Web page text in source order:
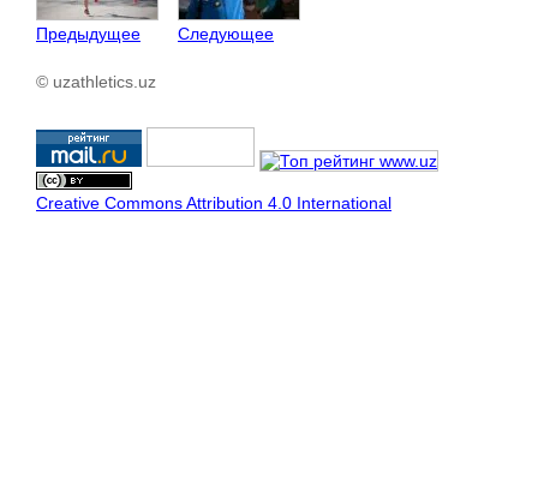
Предыдущее Следующее
© uzathletics.uz
Creative Commons Attribution 4.0 International